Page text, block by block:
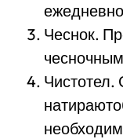
Чеснок.
Чистотел.